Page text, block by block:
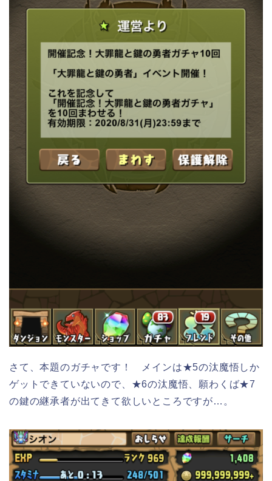
さて、本題のガチャです！ メインは★5の汰魔悟しか
ゲットできていないので、★6の汰魔悟、願わくば★7
の鍵の継承者が出てきて欲しいところですが…。